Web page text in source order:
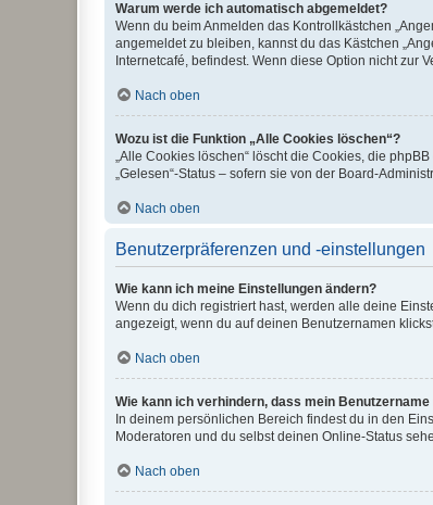
Warum werde ich automatisch abgemeldet?
Wenn du beim Anmelden das Kontrollkästchen
angemeldet zu bleiben, kannst du das Kästchen
Internetcafé, befindest. Wenn diese Option nicht zur
Nach oben
Wozu ist die Funktion „Alle Cookies löschen“?
„Alle Cookies löschen“ löscht die Cookies, die
„Gelesen“-Status – sofern sie von der Board-
Nach oben
Benutzerpräferenzen und -einstellungen
Wie kann ich meine Einstellungen ändern?
Wenn du dich registriert hast, werden alle deine
angezeigt, wenn du auf deinen Benutzernamen
Nach oben
Wie kann ich verhindern, dass mein
In deinem persönlichen Bereich findest du in den
Moderatoren und du selbst deinen Online-Status
Nach oben